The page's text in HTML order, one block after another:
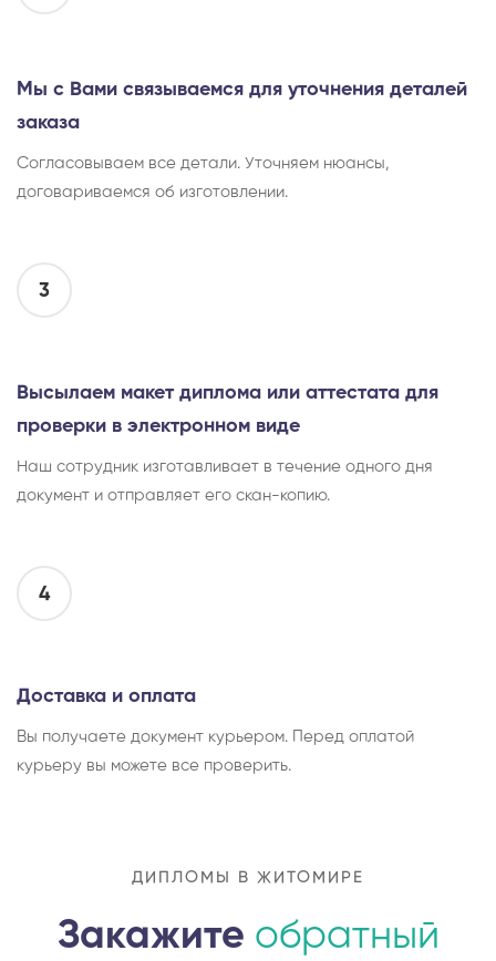
Мы с Вами связываемся для уточнения деталей
заказа
Согласовываем все детали. Уточняем нюансы,
договариваемся об изготовлении.
3
Высылаем макет диплома или аттестата для
проверки в электронном виде
Наш сотрудник изготавливает в течение одного дня
документ и отправляет его скан-копию.
4
Доставка и оплата
Вы получаете документ курьером. Перед оплатой
курьеру вы можете все проверить.
ДИПЛОМЫ В ЖИТОМИРЕ
Закажите обратный